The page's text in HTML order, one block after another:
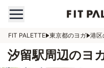
FIT PALETTE 東京都のヨガ 港区
汐留駅周辺のヨ